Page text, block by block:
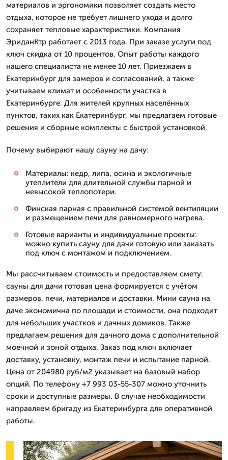
материалов и эргономики позволяет создать место
отдыха, которое не требует лишнего ухода и долго
сохраняет тепловые характеристики. Компания
ЭриданКтр работает с 2013 года. При заказе услуги под
ключ скидка от 10 процентов. Опыт работы каждого
нашего специалиста не менее 10 лет. Приезжаем в
Екатеринбург для замеров и согласований, а также
учитываем климат и особенности участка в
Екатеринбурге. Для жителей крупных населённых
пунктов, таких как Екатеринбург, мы предлагаем готовые
решения и сборные комплекты с быстрой установкой.
Почему выбирают нашу сауну на дачу:
Материалы: кедр, липа, осина и экологичные
утеплители для длительной службы парной и
невысокой теплопотери.
Финская парная с правильной системой вентиляции
и размещением печи для равномерного нагрева.
Готовые варианты и индивидуальные проекты:
можно купить сауну для дачи готовую или заказать
под ключ с монтажом и подключением.
Мы рассчитываем стоимость и предоставляем смету:
сауны для дачи готовая цена формируется с учётом
размеров, печи, материалов и доставки. Мини сауна на
даче экономична по площади и стоимости, она подходит
для небольших участков и дачных домиков. Также
предлагаем решения для дачного дома с дополнительной
моечной и зоной отдыха. Заказ под ключ включает
доставку, установку, монтаж печи и испытание парной.
Цена от 204980 руб/м2 указывает на базовый набор
опций. По телефону +7 993 03-55-307 можно уточнить
сроки и доступные размеры. В случае необходимости
направляем бригаду из Екатеринбурга для оперативной
работы.